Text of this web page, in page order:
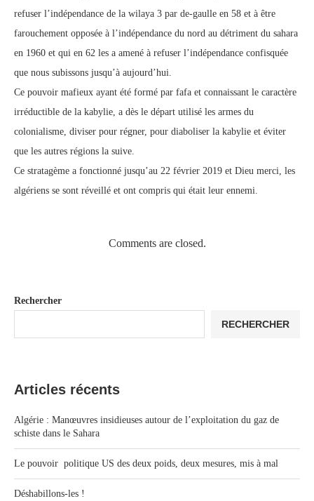
refuser l’indépendance de la wilaya 3 par de-gaulle en 58 et à être
farouchement opposée à l’indépendance du nord au détriment du sahara
en 1960 et qui en 62 les a amené à refuser l’indépendance confisquée
que nous subissons jusqu’à aujourd’hui.
Ce pouvoir mafieux ayant été formé par fafa et connaissant le caractère
irréductible de la kabylie, a dès le départ utilisé les armes du
colonialisme, diviser pour régner, pour diaboliser la kabylie et éviter
que les autres régions la suive.
Ce stratagème a fonctionné jusqu’au 22 février 2019 et Dieu merci, les
algériens se sont réveillé et ont compris qui était leur ennemi.
Comments are closed.
Rechercher
RECHERCHER
Articles récents
Algérie : Manœuvres insidieuses autour de l’exploitation du gaz de
schiste dans le Sahara
Le pouvoir politique US des deux poids, deux mesures, mis à mal
Déshabillons-les !